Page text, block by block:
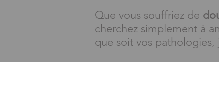
Que vous souffriez de
cherchez simplement à
que soit vos